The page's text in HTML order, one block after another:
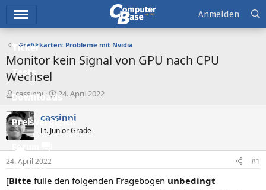
Ticker
Tests
Downloads
Preisvergleich
Forum
Aktuelles
Anmelden
Grafikkarten: Probleme mit Nvidia
Monitor kein Signal von GPU nach CPU
Wechsel
E
r
s
t
e
e
r
cassinni
E
r
s
e
t
a
24. April 2022
cassinni
Lt. Junior Grade
24. April 2022 #1
[Bitte fülle den folgenden Fragebogen unbedingt